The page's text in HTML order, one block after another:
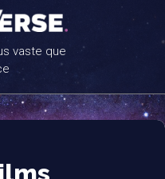
vaste que